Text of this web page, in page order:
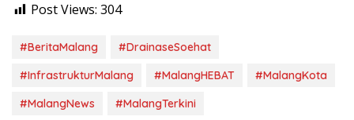
Post Views: 304
#BeritaMalang
#DrainaseSoehat
#InfrastrukturMalang
#MalangHEBAT
#MalangKota
#MalangNews
#MalangTerkini